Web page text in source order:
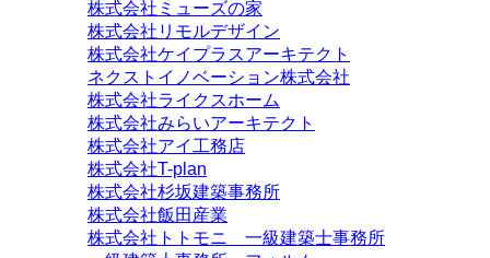
株式会社ミューズの家
株式会社リモルデザイン
株式会社ケイプラスアーキテクト
ネクストイノベーション株式会社
株式会社ライクスホーム
株式会社みらいアーキテクト
株式会社アイ工務店
株式会社T-plan
株式会社杉坂建築事務所
株式会社飯田産業
株式会社トトモニ 一級建築士事務所